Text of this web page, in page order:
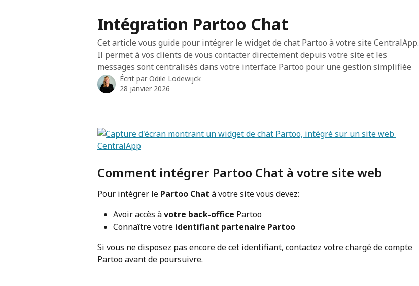
Intégration Partoo Chat
Cet article vous guide pour intégrer le widget de chat Partoo à votre site CentralApp.
Il permet à vos clients de vous contacter directement depuis votre site et les
messages sont centralisés dans votre interface Partoo pour une gestion simplifiée
Écrit par Odile Lodewijck
28 janvier 2026
Comment intégrer Partoo Chat à votre site web
Pour intégrer le Partoo Chat à votre site vous devez:
Avoir accès à votre back-office Partoo
Connaître votre identifiant partenaire Partoo
Si vous ne disposez pas encore de cet identifiant, contactez votre chargé de compte
Partoo avant de poursuivre.